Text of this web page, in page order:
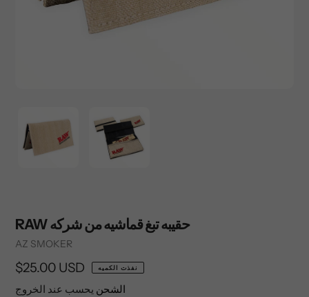
RAW حقيبه تبغ قماشيه من شركه
Vendor
AZ SMOKER
السعر
العادي
$25.00 USD نفذت الكميه
الشحن يحسب عند الخروج